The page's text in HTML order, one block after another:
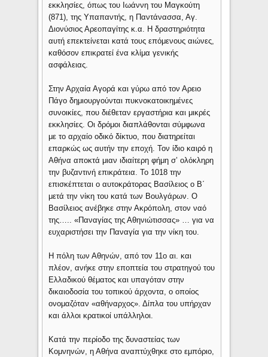
εκκλησίες, όπως του Ιωάννη του Μαγκούτη
(871), της Υπαπαντής, η Παντάνασσα, Αγ.
Διονύσιος Αρεοπαγίτης κ.α. Η δραστηριότητα
αυτή επεκτείνεται κατά τους επόμενους αιώνες,
καθόσον επικρατεί ένα κλίμα γενικής
ασφάλειας.
Στην Αρχαία Αγορά και γύρω από τον Αρειο
Πάγο δημιουργούνται πυκνοκατοικημένες
συνοικίες, που διέθεταν εργαστήρια και μικρές
εκκλησίες. Οι δρόμοι διαπλάθονται σύμφωνα
με το αρχαίο οδικό δίκτυο, που διατηρείται
επαρκώς ως αυτήν την εποχή. Τον ίδιο καιρό η
Αθήνα αποκτά μιαν ιδιαίτερη φήμη σ’ ολόκληρη
την βυζαντινή επικράτεια. Το 1018 την
επισκέπτεται ο αυτοκράτορας Βασίλειος ο Β΄
μετά την νίκη του κατά των Βουλγάρων. Ο
Βασίλειος ανέβηκε στην Ακρόπολη, στον ναό
της….. «Παναγίας της Αθηνιώτισσας» … για να
ευχαριστήσει την Παναγία για την νίκη του.
Η πόλη των Αθηνών, από τον 11ο αι. και
πλέον, ανήκε στην εποπτεία του στρατηγού του
Ελλαδικού θέματος και υπαγόταν στην
δικαιοδοσία του τοπικού άρχοντα, ο οποίος
ονομαζόταν «αθήναρχος». Δίπλα του υπήρχαν
και άλλοι κρατικοί υπάλληλοι.
Κατά την περίοδο της δυναστείας των
Κομνηνών, η Αθήνα αναπτύχθηκε στο εμπόριο,